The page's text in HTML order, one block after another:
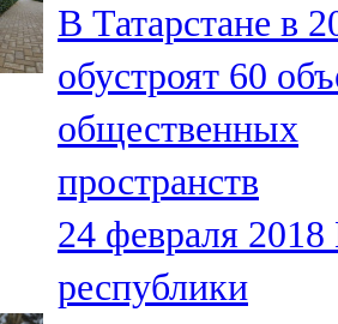
Теләче
106,1 FM
Түбән Кама
102,6 FM
Чирмешән
107,7 FM
В Татарстане в
обустроят 60
общественных
пространств
24 февраля 2018
республики